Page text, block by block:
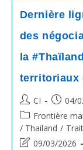
À
:
Dernière
des
la
territoriaux
Post
author:
CI
Post04/
Post
category:
Frontière
/ Thailand /
Post09/03/2026